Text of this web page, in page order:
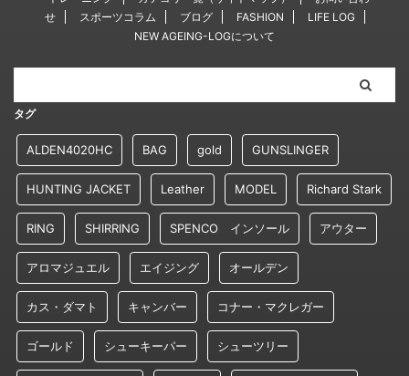
せ
スポーツコラム ブログ FASHION
LIFE LOG
NEW AGEING-LOGについて
タグ
ALDEN4020HC BAG gold GUNSLINGER
HUNTING JACKET Leather MODEL Richard Stark
RING SHIRRING SPENCO インソール アウター
アロマジュエル エイジング オールデン
カス・ダマト キャンバー コナー・マクレガー
ゴールド シューキーパー シューツリー